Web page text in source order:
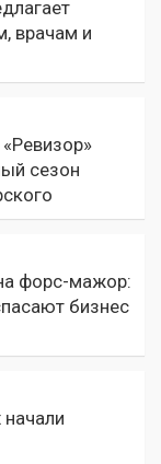
врачам и
сезон
форс-мажор:
бизнес